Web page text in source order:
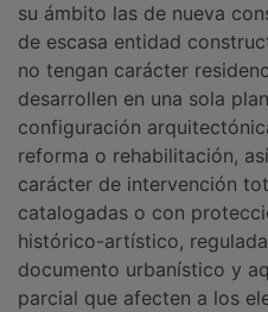
su ámbito las de nueva
de escasa entidad
no tengan carácter
desarrollen en una sola
configuración
reforma o rehabilitación,
carácter de intervención
catalogadas o con
histórico-artístico,
documento urbanístico y
parcial que afecten a los